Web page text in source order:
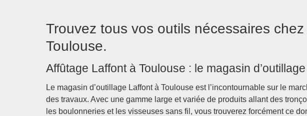
Trouvez tous vos outils nécessaires
Toulouse.
Affûtage Laffont à Toulouse : le magasin
Le magasin d’outillage Laffont à Toulouse est l’incontournable sur le
des travaux. Avec une gamme large et variée de produits allant des
les boulonneries et les visseuses sans fil, vous trouverez forcément ce